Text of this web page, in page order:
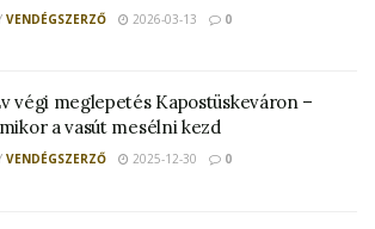
VENDÉGSZERZŐ 2026-03-13 0
végi meglepetés Kapostüskeváron –
a vasút mesélni kezd
VENDÉGSZERZŐ 2025-12-30 0